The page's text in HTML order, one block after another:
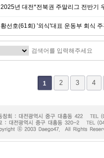
2025년 대전*전북권 주말리그 전반기
황선호(61회) '외식'대표 운동부 회식
1 2 3 4